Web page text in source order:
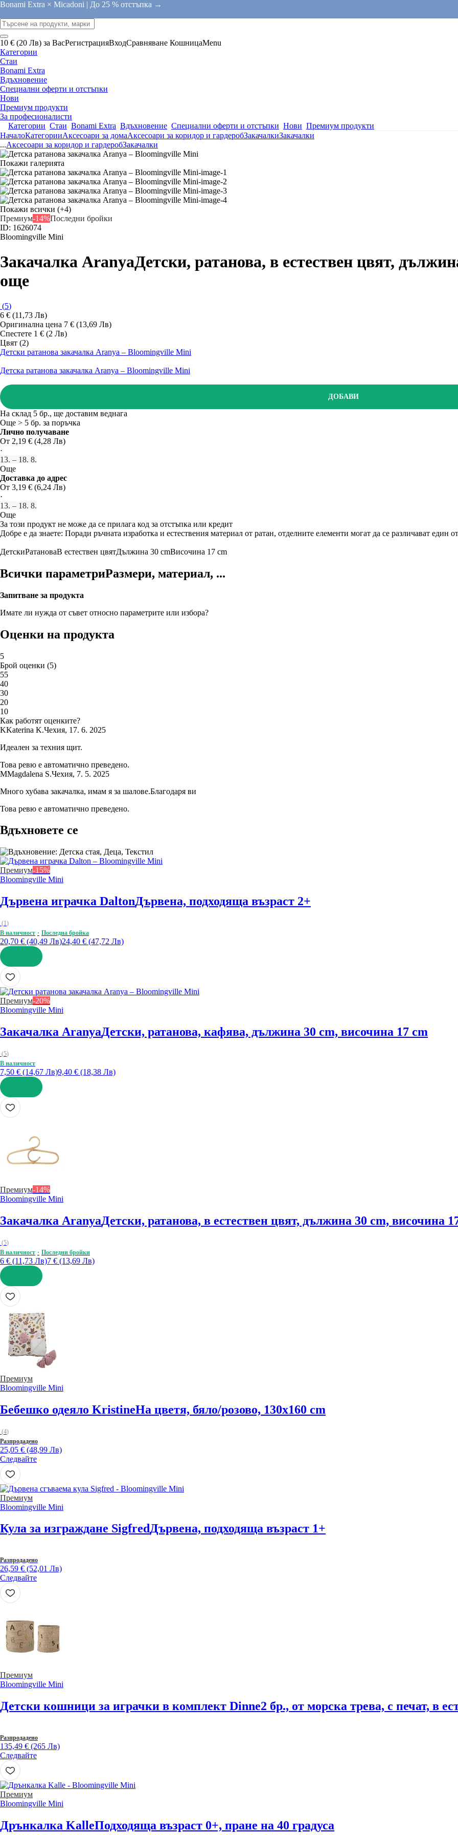
Bonami Extra × Micadoni | До 25 % отстъпка →
10 € (20 Лв) за ВасРегистрацияВходСравняване КошницаMenu
Категории
Стаи
Bonami Extra
Вдъхновение
Специални оферти и отстъпки
Нови
Премиум продукти
За професионалисти
Категории Стаи Bonami Extra Вдъхновение Специални оферти и отстъпки Нови Премиум продукти
НачалоКатегорииАксесоари за домаАксесоари за коридор и гардеробЗакачалкиЗакачалки
...Аксесоари за коридор и гардеробЗакачалки
Покажи галерията
Покажи всички (+4)
Премиум-14%Последни бройки
ID: 1626074
Bloomingville Mini
Закачалка AranyaДетски, ратанова, в естествен цвят,
още
(5)
6 € (11,73 Лв)
Оригинална цена 7 € (13,69 Лв)
Спестете 1 € (2 Лв)
Цвят (2)
Детски ратанова закачалка Aranya – Bloomingville Mini
Детска ратанова закачалка Aranya – Bloomingville Mini
ДОБАВИ
На склад 5 бр., ще доставим веднага
Още > 5 бр. за поръчка
Лично получаване
От 2,19 € (4,28 Лв)
·
13. – 18. 8.
Още
Доставка до адрес
От 3,19 € (6,24 Лв)
·
13. – 18. 8.
Още
За този продукт не може да се прилага код за отстъпка или кредит
Добре е да знаете: Поради ръчната изработка и естествения материал от ратан, отделните елементи могат да се различават един
ДетскиРатановаВ естествен цвятДължина 30 cmВисочина 17 cm
Всички параметриРазмери, материал, ...
Запитване за продукта
Имате ли нужда от съвет относно параметрите или избора?
Оценки на продукта
5
Брой оценки (5)
55
40
30
20
10
Как работят оценките?
KKaterina K.Чехия, 17. 6. 2025
Идеален за техния щит.
Това ревю е автоматично преведено.
MMagdalena S.Чехия, 7. 5. 2025
Много хубава закачалка, имам я за шалове.Благодаря ви
Това ревю е автоматично преведено.
Вдъхновете се
Премиум-15%
Bloomingville Mini
Дървена играчка DaltonДървена, подходяща възраст 2+
(1)
В наличност
Последна бройка
20,70 € (40,49 Лв)24,40 € (47,72 Лв)
ДОБАВИ
Премиум-20%
Bloomingville Mini
Закачалка AranyaДетски, ратанова, кафява, дължина 30 cm, височина 17 cm
(5)
В наличност
7,50 € (14,67 Лв)9,40 € (18,38 Лв)
ДОБАВИ
Премиум-14%
Bloomingville Mini
Закачалка AranyaДетски, ратанова, в естествен цвят, дължина 30 cm, височина
(5)
В наличност
Последни бройки
6 € (11,73 Лв)7 € (13,69 Лв)
ДОБАВИ
Премиум
Bloomingville Mini
Бебешко одеяло KristineНа цветя, бяло/розово, 130x160 cm
(4)
Разпродадено
25,05 € (48,99 Лв)
Следвайте
Премиум
Bloomingville Mini
Кула за изграждане SigfredДървена, подходяща възраст 1+
Разпродадено
26,59 € (52,01 Лв)
Следвайте
Премиум
Bloomingville Mini
Детски кошници за играчки в комплект Dinne2 бр., от морска трева, с печат, в
Разпродадено
135,49 € (265 Лв)
Следвайте
Премиум
Bloomingville Mini
Дрънкалка KalleПодходяща възраст 0+, пране на 40 градуса